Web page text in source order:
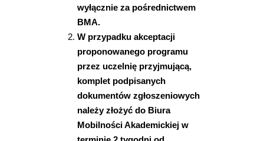
wyłącznie za pośrednictwem
BMA.
W przypadku akceptacji
proponowanego programu
przez uczelnię przyjmującą,
komplet podpisanych
dokumentów zgłoszeniowych
należy złożyć do Biura
Mobilności Akademickiej w